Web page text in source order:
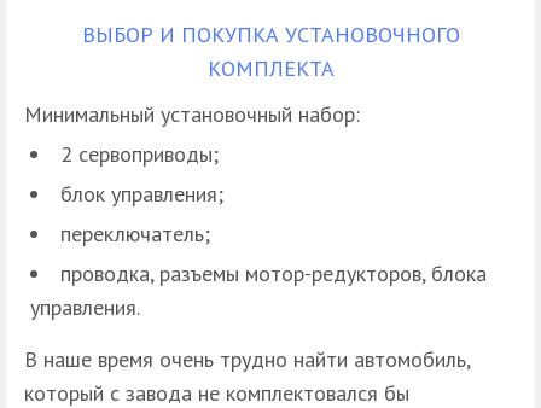
ВЫБОР И ПОКУПКА УСТАНОВОЧНОГО
КОМПЛЕКТА
Минимальный установочный набор:
2 сервоприводы;
блок управления;
переключатель;
проводка, разъемы мотор-редукторов, блока
управления.
В наше время очень трудно найти автомобиль,
который с завода не комплектовался бы